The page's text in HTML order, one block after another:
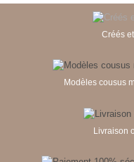
Créés
Modèles cousus
Livraison